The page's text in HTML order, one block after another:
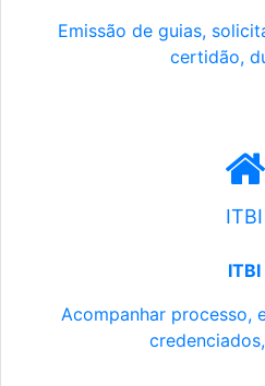
Emissão de guias,
certidão,
ITBI
ITBI
Acompanhar processo,